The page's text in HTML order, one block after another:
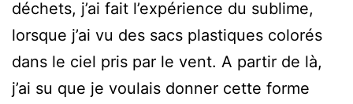
déchets, j’ai fait l’expérience du sublime,
lorsque j’ai vu des sacs plastiques colorés
dans le ciel pris par le vent. A partir de là,
j’ai su que je voulais donner cette forme